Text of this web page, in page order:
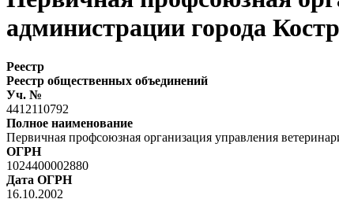
администрации города
Реестр
Реестр общественных объединений
Уч. №
4412110792
Полное наименование
Первичная профсоюзная организация управления
ОГРН
1024400002880
Дата ОГРН
16.10.2002